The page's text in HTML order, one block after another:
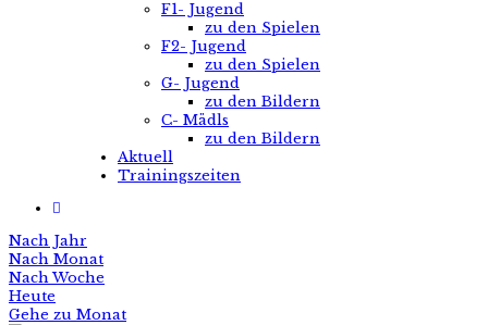
F1- Jugend
zu den Spielen
F2- Jugend
zu den Spielen
G- Jugend
zu den Bildern
C- Mädls
zu den Bildern
Aktuell
Trainingszeiten
Nach Jahr
Nach Monat
Nach Woche
Heute
Gehe zu Monat